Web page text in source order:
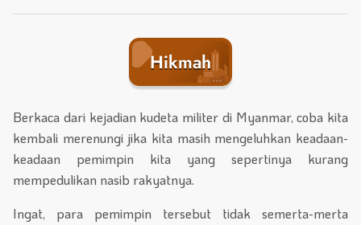
Hikmah
Berkaca dari kejadian kudeta militer di Myanmar, coba kita
kembali merenungi jika kita masih mengeluhkan keadaan-
keadaan pemimpin kita yang sepertinya kurang
mempedulikan nasib rakyatnya.
Ingat, para pemimpin tersebut tidak semerta-merta